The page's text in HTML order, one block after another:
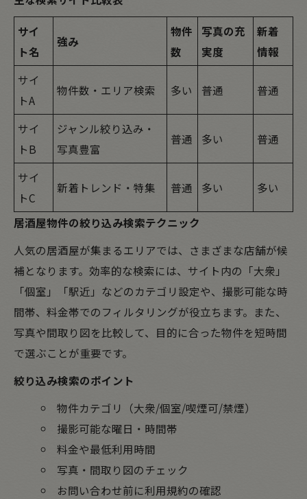
サイ
ト名
強み
物件
数
写真の充
実度
新着
情報
サイ
トA
物件数・エリア検索 多い 普通 普通
サイ
トB
ジャンル絞り込み・
写真豊富
普通 多い 普通
サイ
トC
新着トレンド・特集 普通 多い 多い
居酒屋物件の絞り込み検索テクニック
人気の居酒屋が集まるエリアでは、さまざまな店舗が候
補となります。効率的な検索には、サイト内の「大衆」
「個室」「駅近」などのカテゴリ設定や、撮影可能な時
間帯、料金帯でのフィルタリングが役立ちます。また、
写真や間取り図を比較して、目的に合った物件を短時間
で選ぶことが重要です。
絞り込み検索のポイント
物件カテゴリ（大衆/個室/喫煙可/禁煙）
撮影可能な曜日・時間帯
料金や最低利用時間
写真・間取り図のチェック
お問い合わせ前に利用規約の確認